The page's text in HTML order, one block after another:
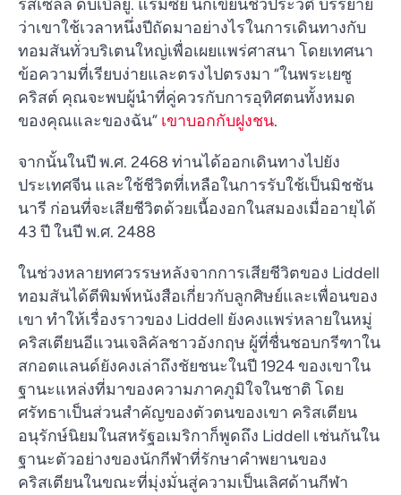
รัสเซลล์ ดับเบิลยู. แรมซีย์ นักเขียนชีวประวัติ บรรยาย
ว่าเขาใช้เวลาหนึ่งปีถัดมาอย่างไรในการเดินทางกับ
ทอมสันทั่วบริเตนใหญ่เพื่อเผยแพร่ศาสนา โดยเทศนา
ข้อความที่เรียบง่ายและตรงไปตรงมา “ในพระเยซู
คริสต์ คุณจะพบผู้นำที่คู่ควรกับการอุทิศตนทั้งหมด
ของคุณและของฉัน” เขาบอกกับฝูงชน.
จากนั้นในปี พ.ศ. 2468 ท่านได้ออกเดินทางไปยัง
ประเทศจีน และใช้ชีวิตที่เหลือในการรับใช้เป็นมิชชัน
นารี ก่อนที่จะเสียชีวิตด้วยเนื้องอกในสมองเมื่ออายุได้
43 ปี ในปี พ.ศ. 2488
ในช่วงหลายทศวรรษหลังจากการเสียชีวิตของ Liddell
ทอมสันได้ตีพิมพ์หนังสือเกี่ยวกับลูกศิษย์และเพื่อนของ
เขา ทำให้เรื่องราวของ Liddell ยังคงแพร่หลายในหมู่
คริสเตียนอีแวนเจลิคัลชาวอังกฤษ ผู้ที่ชื่นชอบกรีฑาใน
สกอตแลนด์ยังคงเล่าถึงชัยชนะในปี 1924 ของเขาใน
ฐานะแหล่งที่มาของความภาคภูมิใจในชาติ โดย
ศรัทธาเป็นส่วนสำคัญของตัวตนของเขา คริสเตียน
อนุรักษ์นิยมในสหรัฐอเมริกาก็พูดถึง Liddell เช่นกันใน
ฐานะตัวอย่างของนักกีฬาที่รักษาคำพยานของ
คริสเตียนในขณะที่มุ่งมั่นสู่ความเป็นเลิศด้านกีฬา